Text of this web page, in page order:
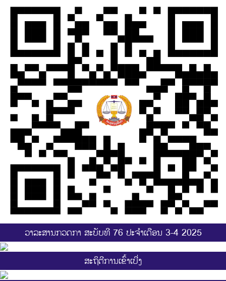
ວາລະສານກວດກາ ສະບັບທີ 76 ປະຈຳເດືອນ 3-4 2025
ສະ​ຖິ​ຕີການ​ເຂົ້າ​ເບີ່ງ